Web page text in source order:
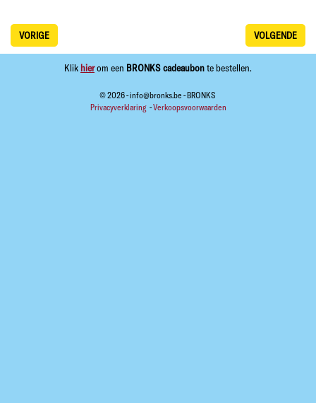
VORIGE VOLGENDE
Klik hierom een BRONKS cadeaubonte bestellen.
© 2026 - info@bronks.be - BRONKS
Privacyverklaring -Verkoopsvoorwaarden